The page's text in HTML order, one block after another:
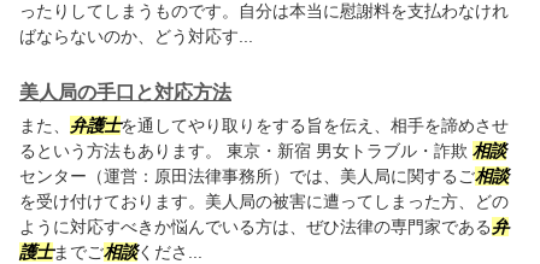
ったりしてしまうものです。自分は本当に慰謝料を支払わなけれ
ばならないのか、どう対応す...
美人局の手口と対応方法
また、 弁護士を通してやり取りをする旨を伝え、相手を諦めさせ
るという方法もあります。 東京・新宿 男女トラブル・詐欺 相談
センター（運営：原田法律事務所）では、美人局に関するご相談
を受け付けております。美人局の被害に遭ってしまった方、どの
ように対応すべきか悩んでいる方は、ぜひ法律の専門家である弁
護士までご相談くださ...